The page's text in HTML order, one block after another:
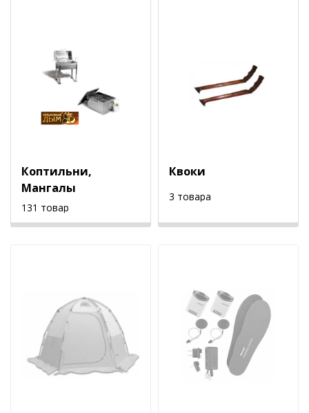
Коптильни,
Мангалы
131 товар
Квоки
3 товара